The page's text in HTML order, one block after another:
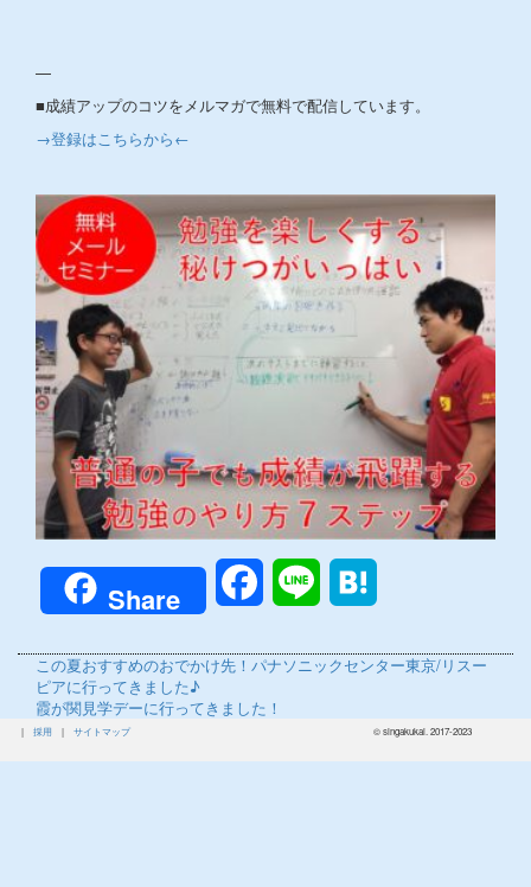
—
■成績アップのコツをメルマガで無料で配信しています。
→登録はこちらから←
Share FacebookLine
前
の
投
稿:
この夏おすすめのおでかけ先！パナソニックセンター東京/リスー
ピアに行ってきました♪
次
の
霞が関見学デーに行ってきました！
| 採用 | サイトマップ © singakukai. 2017-2023